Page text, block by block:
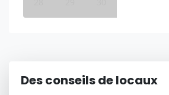
Des conseils de locaux